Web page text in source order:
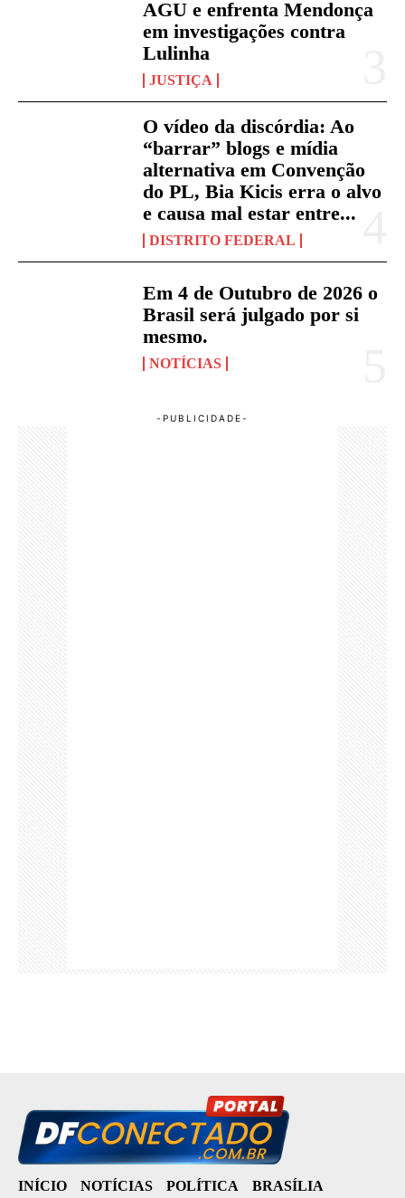
AGU e enfrenta Mendonça
em investigações contra
Lulinha
JUSTIÇA
O vídeo da discórdia: Ao
“barrar” blogs e mídia
alternativa em Convenção
do PL, Bia Kicis erra o alvo
e causa mal estar entre...
DISTRITO FEDERAL
Em 4 de Outubro de 2026 o
Brasil será julgado por si
mesmo.
NOTÍCIAS
INÍCIO NOTÍCIAS POLÍTICA BRASÍLIA